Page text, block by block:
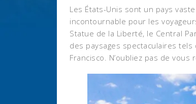
Les États-Unis sont un pays
incontournable pour les
Statue de la Liberté, le Central
des paysages spectaculaires tels
Francisco. N’oubliez pas de